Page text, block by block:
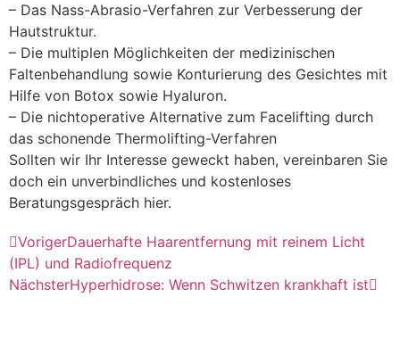
– Das Nass-Abrasio-Verfahren zur Verbesserung der
Hautstruktur.
– Die multiplen Möglichkeiten der medizinischen
Faltenbehandlung sowie Konturierung des Gesichtes mit
Hilfe von Botox sowie Hyaluron.
– Die nichtoperative Alternative zum Facelifting durch
das schonende Thermolifting-Verfahren
Sollten wir Ihr Interesse geweckt haben, vereinbaren Sie
doch ein unverbindliches und kostenloses
Beratungsgespräch hier.
VorigerDauerhafte Haarentfernung mit reinem Licht
(IPL) und Radiofrequenz
NächsterHyperhidrose: Wenn Schwitzen krankhaft ist